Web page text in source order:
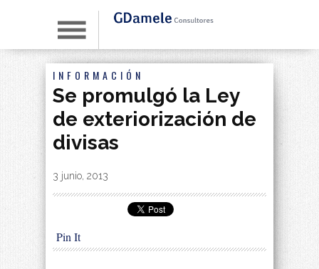
INFORMACIÓN
Se promulgó la Ley
de exteriorización de
divisas
By|
3 junio, 2013
Pin It